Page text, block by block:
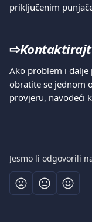
priključenim
⇨
Ako problem i dalje
obratite se jednom
provjeru, navodeći
Jesmo li odgovorili